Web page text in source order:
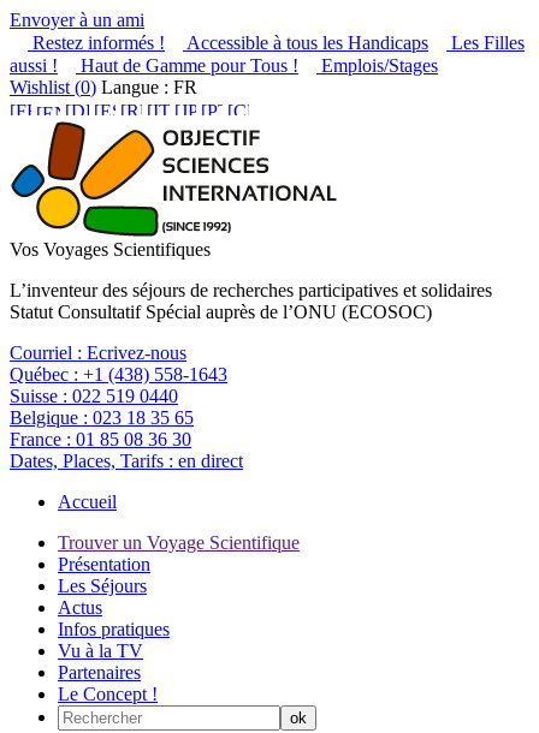
Envoyer à un ami
Restez informés !
Accessible à tous les Handicaps
Les Filles
aussi !
Haut de Gamme pour Tous !
Emplois/Stages
Wishlist (0) Langue : FR
Vos Voyages Scientifiques
L’inventeur des séjours de recherches participatives et solidaires
Statut Consultatif Spécial auprès de l’ONU (ECOSOC)
Courriel : Ecrivez-nous
Québec : +1 (438) 558-1643
Suisse : 022 519 0440
Belgique : 023 18 35 65
France : 01 85 08 36 30
Dates, Places, Tarifs : en direct
Accueil
Trouver un Voyage Scientifique
Présentation
Les Séjours
Actus
Infos pratiques
Vu à la TV
Partenaires
Le Concept !